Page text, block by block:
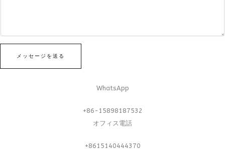
メッセージを送る
WhatsApp
+86-15898187532
オフィス電話
+8615140444370